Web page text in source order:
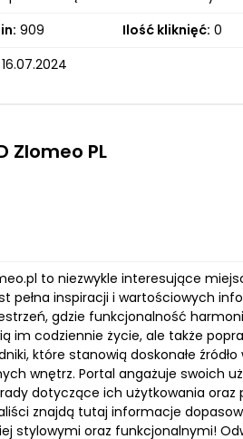
909 Ilość kliknięć: 0
Zlomeo PL
to niezwykle interesujące
pełna inspiracji i wartościowych
gdzie funkcjonalność
im codziennie życie, ale także
które stanowią doskonałe
wnętrz. Portal angażuje swoich
dotyczące ich użytkowania
znajdą tutaj informacje
stylowymi oraz funkcjonalnymi!